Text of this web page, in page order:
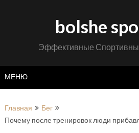
bolshe
Эффективные
МЕНЮ
Главная
Бег
Почему после тренировок люди